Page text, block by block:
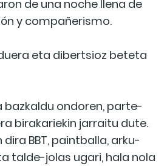
de una noche llena de
y compañerismo.
eta dibertsioz beteta
bazkaldu ondoren, parte-
birakariekin jarraitu dute.
BBT, paintballa, arku-
talde-jolas ugari, hala nola